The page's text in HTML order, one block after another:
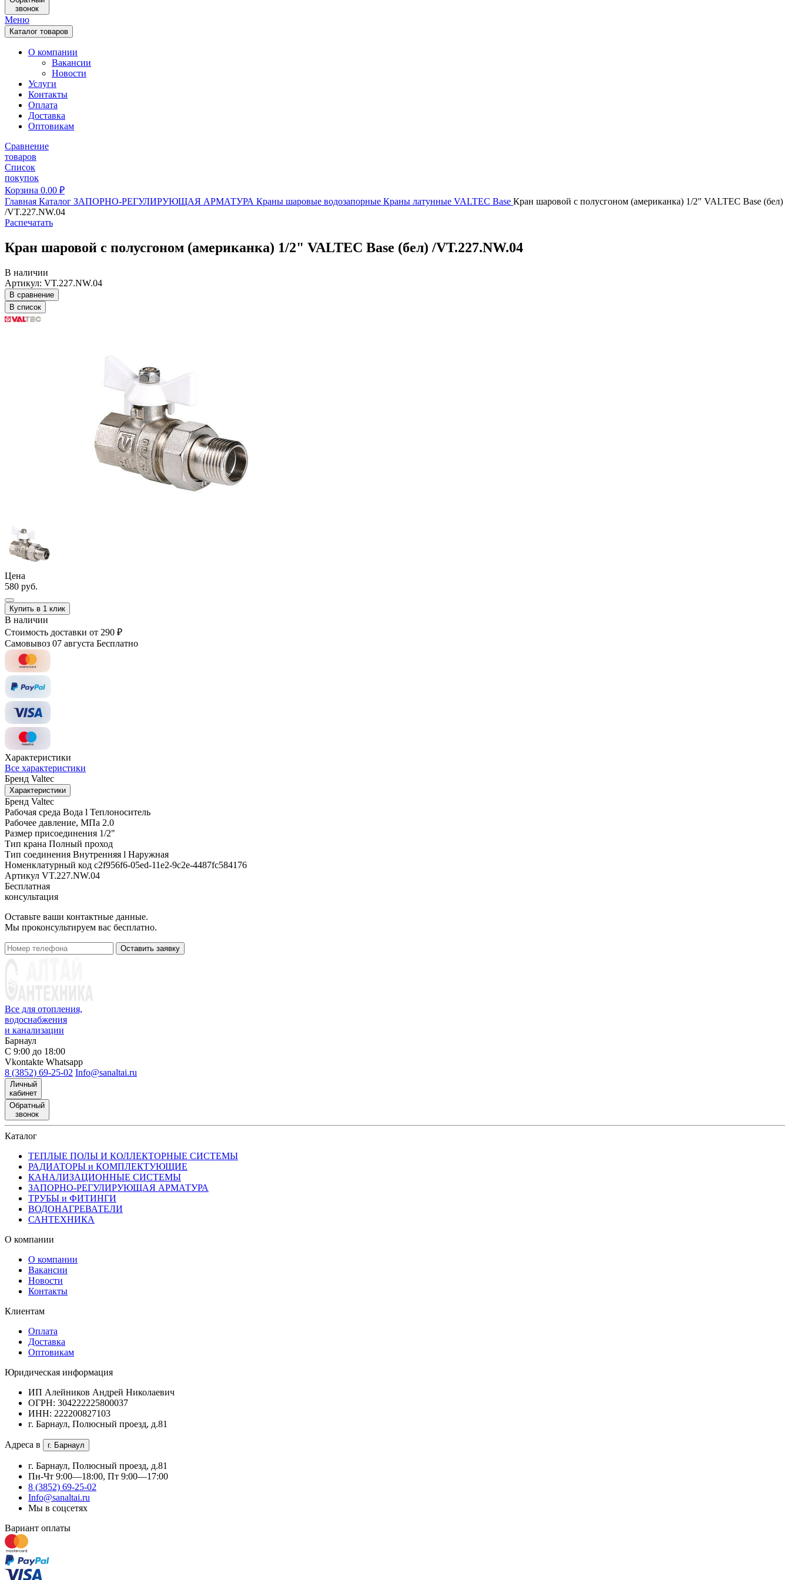
звонок
Меню
Каталог товаров
О компании
Вакансии
Новости
Услуги
Контакты
Оплата
Доставка
Оптовикам
Сравнение
товаров
Список
покупок
Корзина 0.00 ₽
Главная Каталог ЗАПОРНО-РЕГУЛИРУЮЩАЯ АРМАТУРА Краны шаровые водозапорные Краны латунные VALTEC Base Кран шаровой с полусгоном (американка) 1/2" VALTEC Base (бел)
/VT.227.NW.04
Распечатать
Кран шаровой с полусгоном (американка) 1/2" VALTEC Base (бел) /VT.227.NW.04
В наличии
Артикул: VT.227.NW.04
В сравнение
В список
Цена
580 руб.
Купить в 1 клик
В наличии
Стоимость доставки от 290 ₽
Самовывоз 07 августа Бесплатно
Характеристики
Все характеристики
Бренд Valtec
Характеристики
Бренд Valtec
Рабочая среда Вода l Теплоноситель
Рабочее давление, МПа 2.0
Размер присоединения 1/2"
Тип крана Полный проход
Тип соединения Внутренняя l Наружная
Номенклатурный код c2f956f6-05ed-11e2-9c2e-4487fc584176
Артикул VT.227.NW.04
Бесплатная
консультация
Оставьте ваши контактные данные.
Мы проконсультируем вас бесплатно.
Оставить заявку
Все для отопления,
водоснабжения
и канализации
Барнаул
С 9:00 до 18:00
Vkontakte Whatsapp
8 (3852) 69-25-02 Info@sanaltai.ru
Личный
кабинет
Обратный
звонок
Каталог
ТЕПЛЫЕ ПОЛЫ И КОЛЛЕКТОРНЫЕ СИСТЕМЫ
РАДИАТОРЫ и КОМПЛЕКТУЮЩИЕ
КАНАЛИЗАЦИОННЫЕ СИСТЕМЫ
ЗАПОРНО-РЕГУЛИРУЮЩАЯ АРМАТУРА
ТРУБЫ и ФИТИНГИ
ВОДОНАГРЕВАТЕЛИ
САНТЕХНИКА
О компании
О компании
Вакансии
Новости
Контакты
Клиентам
Оплата
Доставка
Оптовикам
Юридическая информация
ИП Алейников Андрей Николаевич
ОГРН: 304222225800037
ИНН: 222200827103
г. Барнаул, Полюсный проезд, д.81
Адреса в г. Барнаул
г. Барнаул, Полюсный проезд, д.81
Пн-Чт 9:00—18:00, Пт 9:00—17:00
8 (3852) 69-25-02
Info@sanaltai.ru
Мы в соцсетях
Вариант оплаты